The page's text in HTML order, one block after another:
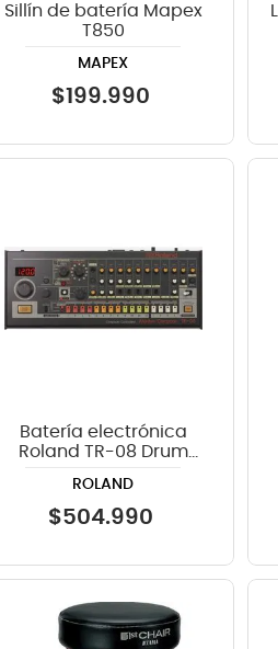
Sillín de batería Mapex
T850
MAPEX
$199.990
Batería electrónica
Roland TR-08 Drum
ROLAND
$504.990